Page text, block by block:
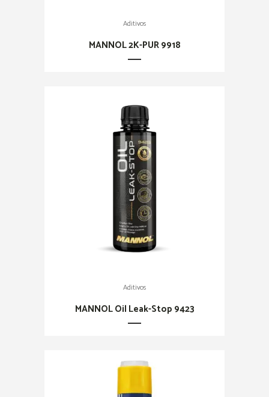
Aditivos
MANNOL 2K-PUR 9918
Aditivos
MANNOL Oil Leak-Stop 9423